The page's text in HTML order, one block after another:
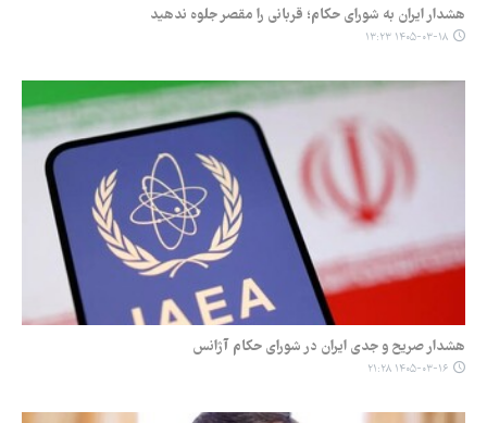
هشدار ایران به شورای حکام؛ قربانی را مقصر جلوه ندهید
۱۴۰۵-۰۳-۱۸ ۱۳:۲۳
هشدار صریح و جدی ایران در شورای حکام آژانس
۱۴۰۵-۰۳-۱۶ ۲۱:۲۸